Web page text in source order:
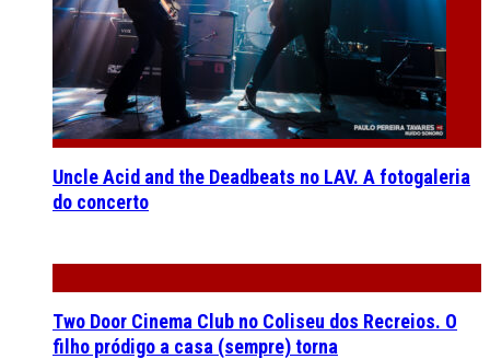
Uncle Acid and the Deadbeats no LAV. A fotogaleria
do concerto
Two Door Cinema Club no Coliseu dos Recreios. O
filho pródigo a casa (sempre) torna